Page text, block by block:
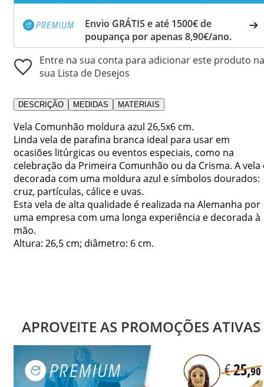
Envio GRÁTIS e até 1500€ de
poupança por apenas 8,90€/ano.
Entre na sua conta para adicionar este produto na
sua Lista de Desejos
DESCRIÇÃO MEDIDAS MATERIAIS
Vela Comunhão moldura azul 26,5x6 cm.
Linda vela de parafina branca ideal para usar em
ocasiões litúrgicas ou eventos especiais, como na
celebração da Primeira Comunhão ou da Crisma. A vela
decorada com uma moldura azul e símbolos dourados:
cruz, partículas, cálice e uvas.
Esta vela de alta qualidade é realizada na Alemanha por
uma empresa com uma longa experiência e decorada à
mão.
Altura: 26,5 cm; diâmetro: 6 cm.
APROVEITE AS PROMOÇÕES ATIVAS